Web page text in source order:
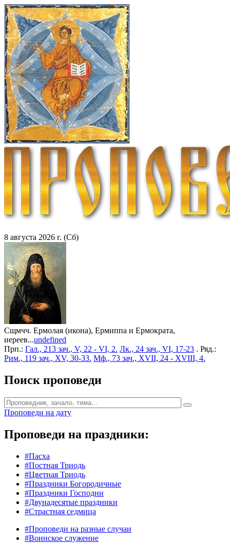
8 августа 2026 г. (Сб)
Сщмчч. Ермолая (икона), Ермиппа и Ермократа,
иереев...undefined
Прп.: Гал., 213 зач., V, 22 - VI, 2. Лк., 24 зач., VI, 17-23 . Ряд.:
Рим., 119 зач., XV, 30-33. Мф., 73 зач., XVII, 24 - XVIII, 4.
Поиск проповеди
Проповеди на дату
Проповеди на праздники:
#Пасха
#Постная Триодь
#Цветная Триодь
#Праздники Богородичные
#Праздники Господни
#Двунадесятые праздники
#Страстная седмица
#Проповеди на разные случаи
#Воинское служение